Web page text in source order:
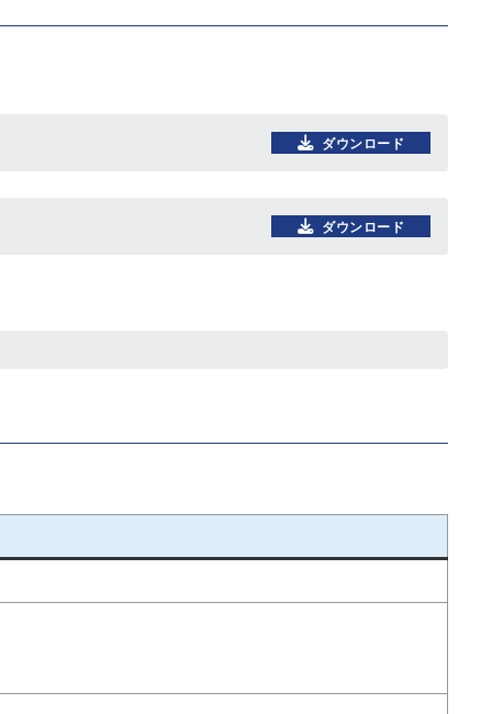
ダウンロード
ダウンロード